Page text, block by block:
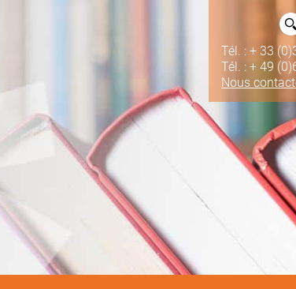
Tél. : + 33
Tél. : + 49
Nous